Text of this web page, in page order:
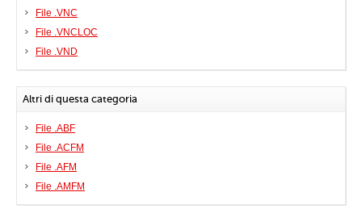
File .VNC
File .VNCLOC
File .VND
Altri di questa categoria
File .ABF
File .ACFM
File .AFM
File .AMFM